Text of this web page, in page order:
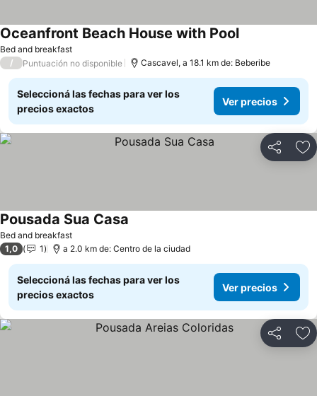
Bed and breakfast
Oceanfront Beach House with Pool
/ Puntuación no disponible Cascavel, a 18.1 km de: Beberibe
Seleccioná las fechas para ver los
precios exactos
Ver precios
Compartir
Bed and breakfast
Pousada Sua Casa
1,0 1 a 2.0 km de: Centro de la ciudad
Seleccioná las fechas para ver los
precios exactos
Ver precios
Compartir